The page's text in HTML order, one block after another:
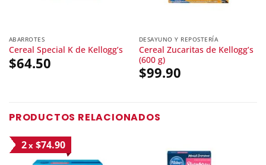
ABARROTES
Cereal Special K de Kellogg’s
$64.50
DESAYUNO Y REPOSTERÍA
Cereal Zucaritas de Kellogg’s
(600 g)
$99.90
PRODUCTOS RELACIONADOS
2x$74.90